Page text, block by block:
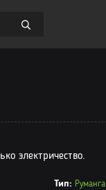
электричество.
Тип: Руманга